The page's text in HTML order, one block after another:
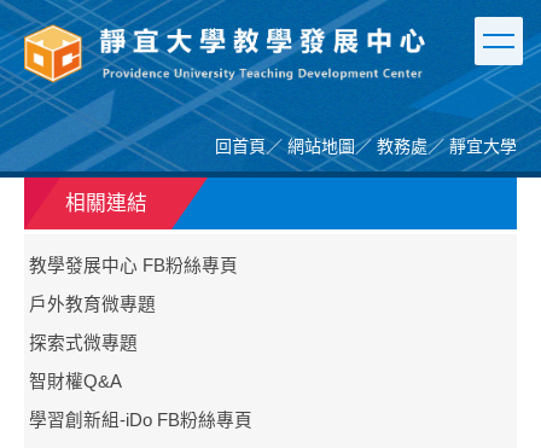
跳
到
主
要
內
容
區
回首頁／ 網站地圖／ 教務處／ 靜宜大學
相關連結
教學發展中心 FB粉絲專頁
戶外教育微專題
探索式微專題
智財權Q&A
學習創新組-iDo FB粉絲專頁